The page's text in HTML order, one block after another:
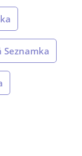
Seznamka